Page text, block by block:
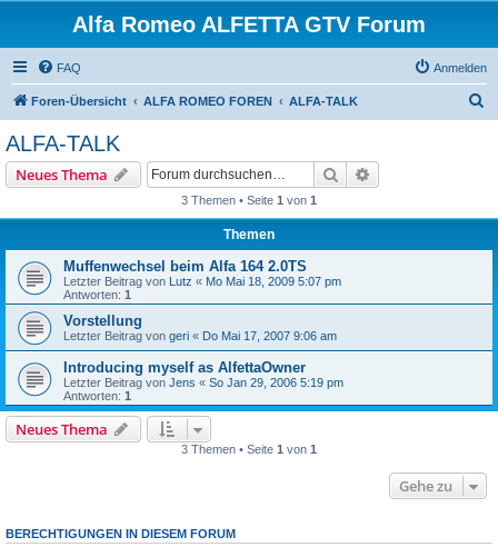
Alfa Romeo ALFETTA GTV Forum
FAQ Anmelden
Foren-Übersicht ALFA ROMEO FOREN ALFA-TALK
ALFA-TALK
Neues Thema Suche
3 Themen • Seite 1 von 1
Themen
Muffenwechsel beim Alfa 164 2.0TS
Letzter Beitrag von Lutz « Mo Mai 18, 2009 5:07 pm
Antworten: 1
Vorstellung
Letzter Beitrag von geri « Do Mai 17, 2007 9:06 am
Introducing myself as AlfettaOwner
Letzter Beitrag von Jens « So Jan 29, 2006 5:19 pm
Antworten: 1
Neues Thema
3 Themen • Seite 1 von 1
Gehe zu
BERECHTIGUNGEN IN DIESEM FORUM